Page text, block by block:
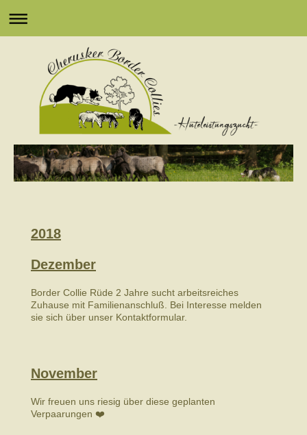
2018
Dezember
Border Collie Rüde 2 Jahre sucht arbeitsreiches
Zuhause mit Familienanschluß. Bei Interesse melden
sie sich über unser Kontaktformular.
November
Wir freuen uns riesig über diese geplanten
Verpaarungen ❤️